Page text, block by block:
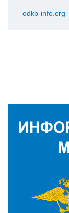
odkb-info.org